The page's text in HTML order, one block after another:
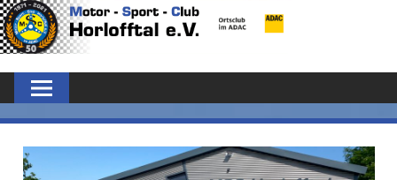
Zum
Inhalt
MSC
HORLOFFTAL
E.V.